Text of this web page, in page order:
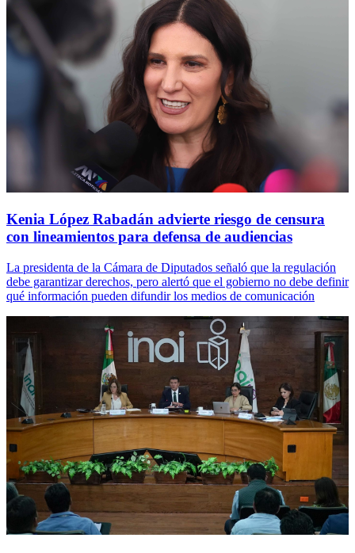
Kenia López Rabadán advierte riesgo de censura
con lineamientos para defensa de audiencias
La presidenta de la Cámara de Diputados señaló que la regulación
debe garantizar derechos, pero alertó que el gobierno no debe definir
qué información pueden difundir los medios de comunicación